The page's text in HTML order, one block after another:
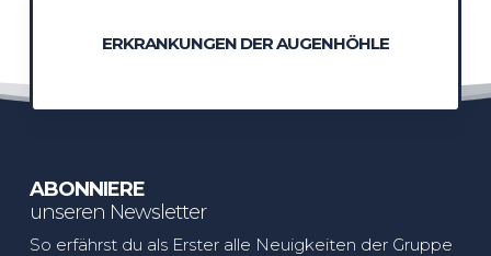
ERKRANKUNGEN DER AUGENHÖHLE
ABONNIERE
unseren Newsletter
So erfährst du als Erster alle Neuigkeiten der Gruppe